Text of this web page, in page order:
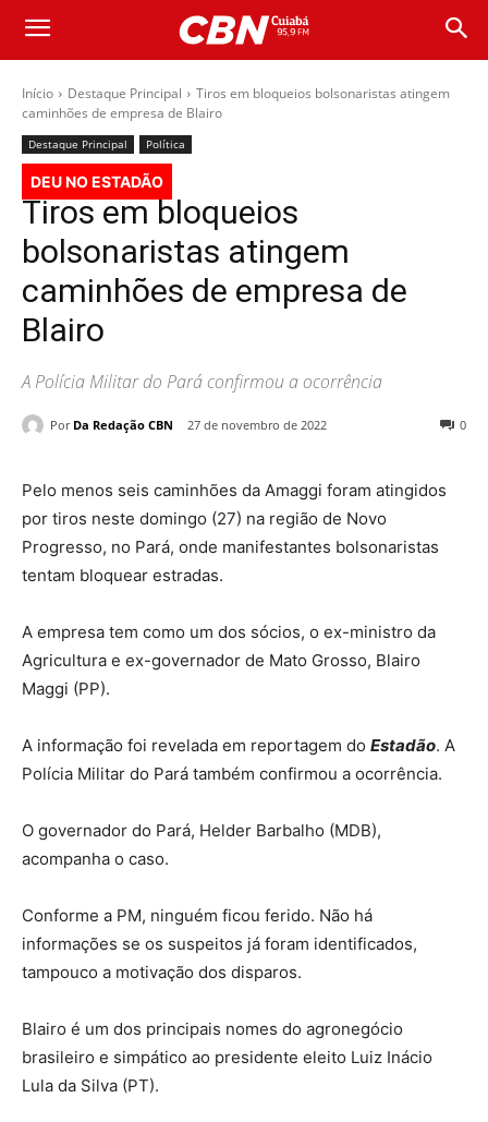
Início Destaque Principal
Tiros em bloqueios bolsonaristas atingem
caminhões de empresa de Blairo
Destaque Principal Política
DEU NO ESTADÃO
Tiros em bloqueios
bolsonaristas atingem
caminhões de empresa de
Blairo
A Polícia Militar do Pará confirmou a ocorrência
Por Da Redação CBN 27 de novembro de 2022 0
Pelo menos seis caminhões da Amaggi foram atingidos
por tiros neste domingo (27) na região de Novo
Progresso, no Pará, onde manifestantes bolsonaristas
tentam bloquear estradas.
A empresa tem como um dos sócios, o ex-ministro da
Agricultura e ex-governador de Mato Grosso, Blairo
Maggi (PP).
A informação foi revelada em reportagem do Estadão. A
Polícia Militar do Pará também confirmou a ocorrência.
O governador do Pará, Helder Barbalho (MDB),
acompanha o caso.
Conforme a PM, ninguém ficou ferido. Não há
informações se os suspeitos já foram identificados,
tampouco a motivação dos disparos.
Blairo é um dos principais nomes do agronegócio
brasileiro e simpático ao presidente eleito Luiz Inácio
Lula da Silva (PT).